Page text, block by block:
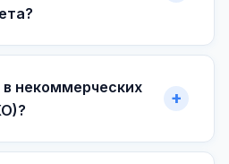
некоммерческих